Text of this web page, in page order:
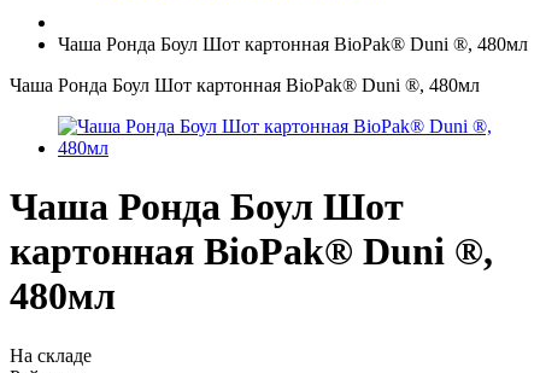
Чаша Ронда Боул Шот картонная BioPak® Duni ®, 480мл
Чаша Ронда Боул Шот картонная BioPak® Duni ®, 480мл
Чаша Ронда Боул Шот
картонная BioPak® Duni ®,
480мл
На складе